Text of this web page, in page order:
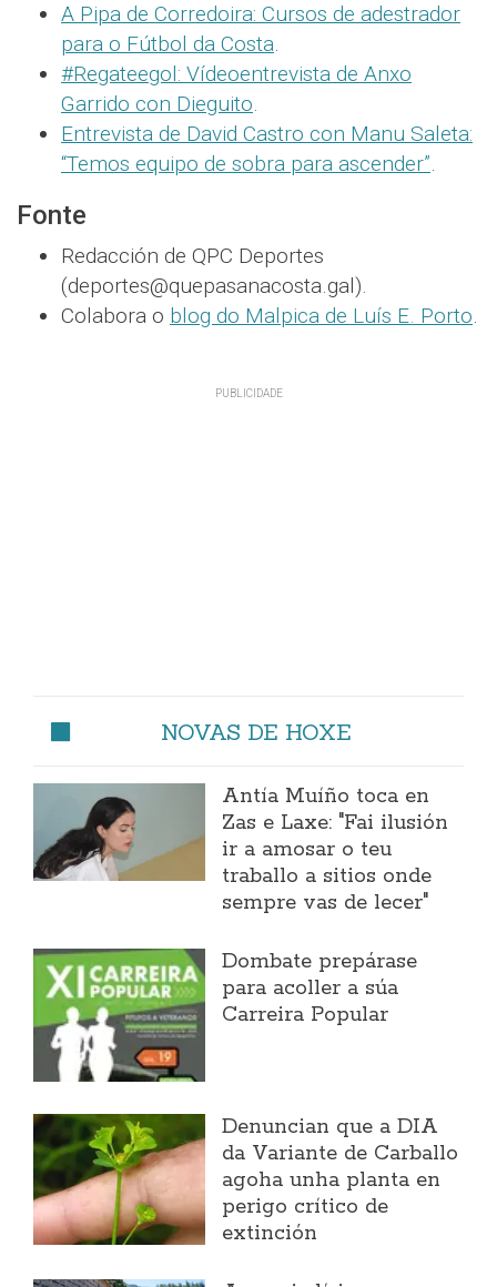
A Pipa de Corredoira: Cursos de adestrador
para o Fútbol da Costa.
#Regateegol: Vídeoentrevista de Anxo
Garrido con Dieguito.
Entrevista de David Castro con Manu Saleta:
“Temos equipo de sobra para ascender”.
Fonte
Redacción de QPC Deportes
(deportes@quepasanacosta.gal).
Colabora o blog do Malpica de Luís E. Porto.
NOVAS DE HOXE
Antía Muíño toca en
Zas e Laxe: "Fai ilusión
ir a amosar o teu
traballo a sitios onde
sempre vas de lecer"
Dombate prepárase
para acoller a súa
Carreira Popular
Denuncian que a DIA
da Variante de Carballo
agoha unha planta en
perigo crítico de
extinción